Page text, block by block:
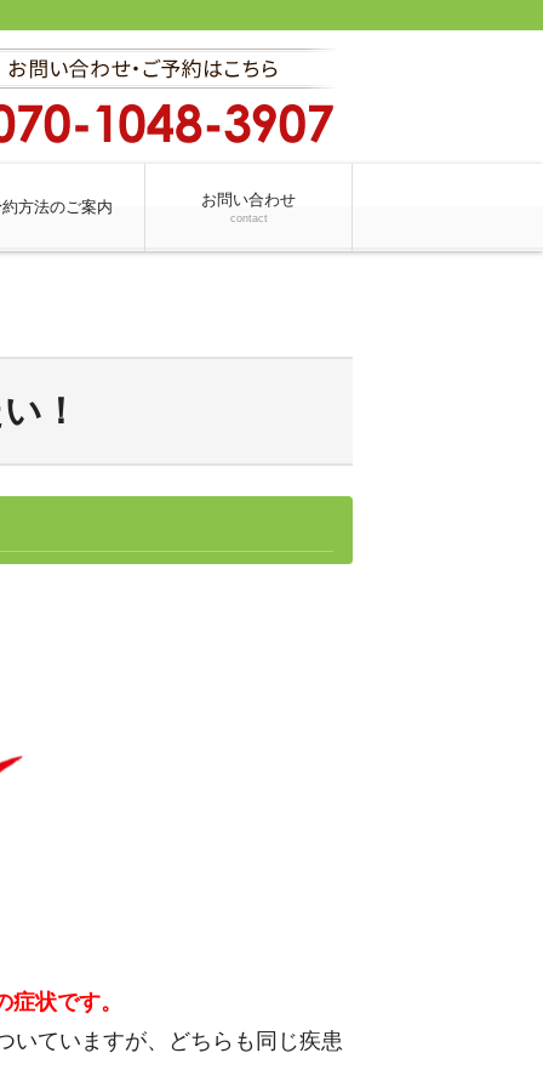
方法のご案内 お問い合わせ
contact
！
状です。
いていますが、どちらも同じ疾患